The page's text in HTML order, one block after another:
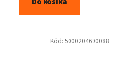
Kód: 5000204690088